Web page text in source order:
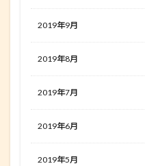
2019年9月
2019年8月
2019年7月
2019年6月
2019年5月